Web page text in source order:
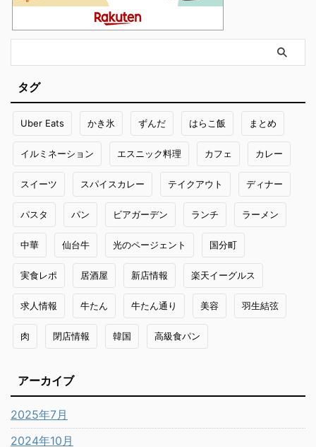
タグ
Uber Eats かき氷 ずんだ はらこ飯 まとめ
イルミネーション エスニック料理 カフェ カレー
スイーツ スパイスカレー テイクアウト ディナー
パスタ パン ビアガーデン ランチ ラーメン
中華 仙台牛 光のページェント 国分町
実食レポ 居酒屋 新店情報 楽天イーグルス
求人情報 牛たん 牛たん通り 美容 羽生結弦
肉 閉店情報 韓国 高級食パン
アーカイブ
2025年7月
2024年10月